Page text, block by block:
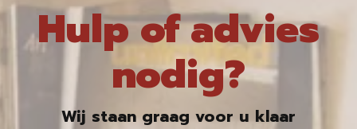
Hulp of advies
nodig?
Wij staan graag voor u klaar